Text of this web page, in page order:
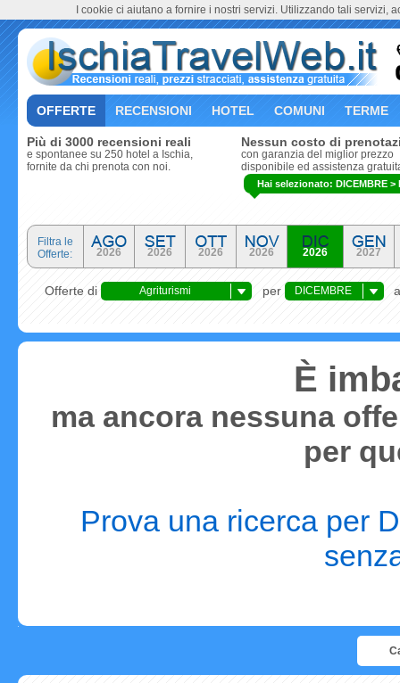
OFFERTE RECENSIONI HOTEL COMUNI TERME
Più di 3000 recensioni reali
e spontanee su 250 hotel a Ischia,
fornite da chi prenota con noi.
Nessun costo di
con garanzia del miglior prezzo
disponibile ed assistenza
Filtra le
Offerte:
2026 2026 2026 2026 2026 2027
Offerte di Agriturismi per DICEMBRE
È
ma ancora nessuna
per
Prova una ricerca per
Hai selezionato: DICEMBRE
I cookie ci aiutano a fornire i nostri servizi. Utilizzando tali servizi,